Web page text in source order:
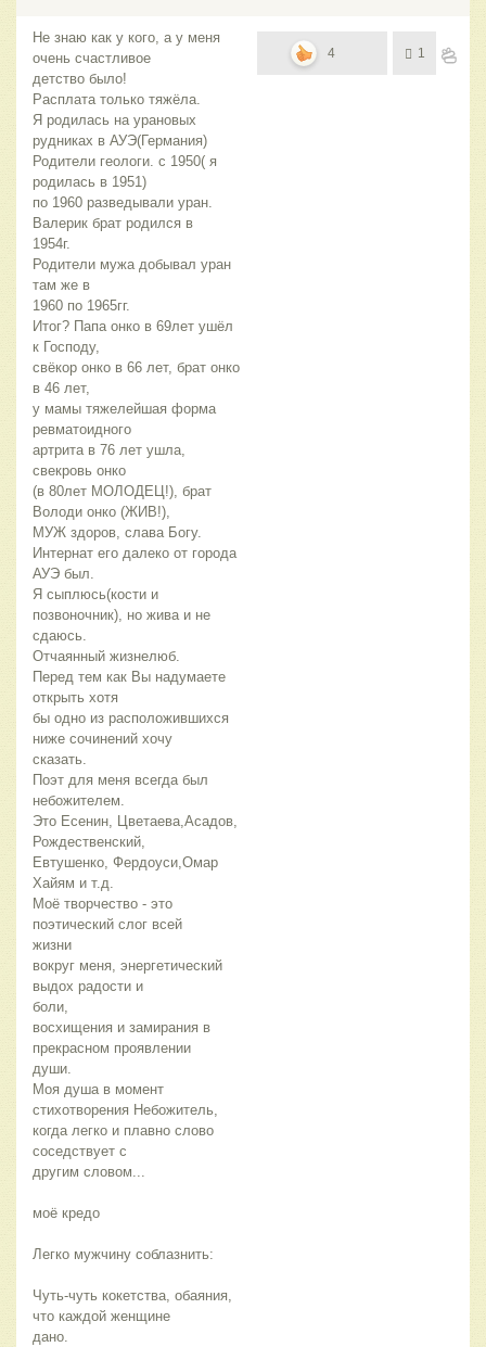
Не знаю как у кого, а у меня
очень счастливое
детство было!
Расплата только тяжёла.
Я родилась на урановых
рудниках в АУЭ(Германия)
Родители геологи. с 1950( я
родилась в 1951)
по 1960 разведывали уран.
Валерик брат родился в
1954г.
Родители мужа добывал уран
там же в
1960 по 1965гг.
Итог? Папа онко в 69лет ушёл
к Господу,
свёкор онко в 66 лет, брат онко
в 46 лет,
у мамы тяжелейшая форма
ревматоидного
артрита в 76 лет ушла,
свекровь онко
(в 80лет МОЛОДЕЦ!), брат
Володи онко (ЖИВ!),
МУЖ здоров, слава Богу.
Интернат его далеко от города
АУЭ был.
Я сыплюсь(кости и
позвоночник), но жива и не
сдаюсь.
Отчаянный жизнелюб.
Перед тем как Вы надумаете
открыть хотя
бы одно из расположившихся
ниже сочинений хочу
сказать.
Поэт для меня всегда был
небожителем.
Это Есенин, Цветаева,Асадов,
Рождественский,
Евтушенко, Фердоуси,Омар
Хайям и т.д.
Моё творчество - это
поэтический слог всей
жизни
вокруг меня, энергетический
выдох радости и
боли,
восхищения и замирания в
прекрасном проявлении
души.
Моя душа в момент
стихотворения Небожитель,
когда легко и плавно слово
соседствует с
другим словом...
моё кредо
Легко мужчину соблазнить:
Чуть-чуть кокетства, обаяния,
что каждой женщине
дано.
4 1